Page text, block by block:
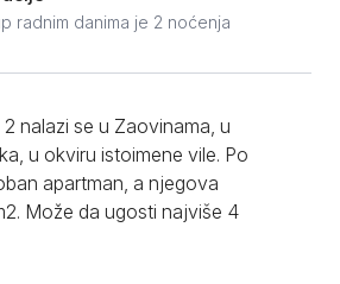
radnim danima je 2 noćenja
nalazi se u Zaovinama, u
u okviru istoimene vile. Po
apartman, a njegova
Može da ugosti najviše 4
za porodična i prijateljska